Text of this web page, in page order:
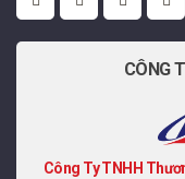
CÔNG
Công Ty TNHH